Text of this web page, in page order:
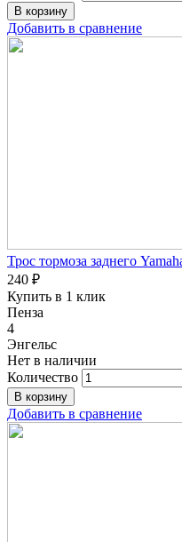
Добавить в сравнение
Трос тормоза заднего
240 ₽
Купить в 1 клик
Пенза
4
Энгельс
Нет в наличии
Количество
Добавить в сравнение